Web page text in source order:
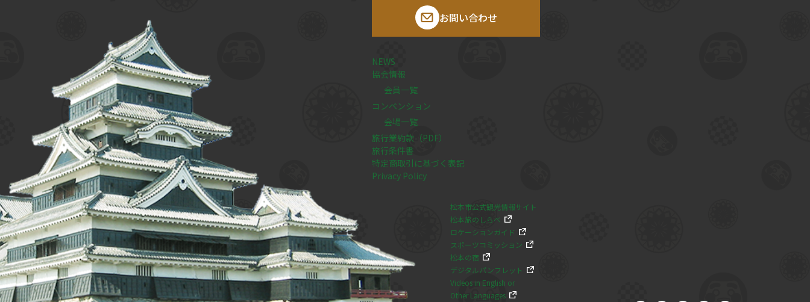
お問い合わせ
NEWS
協会情報
会員一覧
コンベンション
会場一覧
旅行業約款（PDF）
旅行条件書
特定商取引に基づく表記
Privacy Policy
松本市公式観光情報サイト
松本旅のしらべ
ロケーションガイド
スポーツコミッション
松本の宿
デジタルパンフレット
Videos in English or
Other Languages